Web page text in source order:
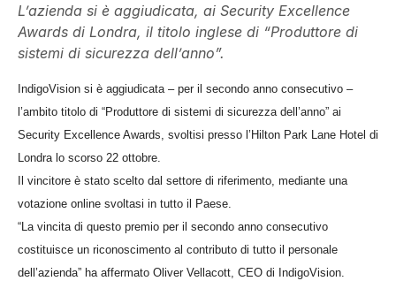
L’azienda si è aggiudicata, ai Security Excellence
Awards di Londra, il titolo inglese di “Produttore di
sistemi di sicurezza dell’anno”.
IndigoVision si è aggiudicata – per il secondo anno consecutivo –
l’ambito titolo di “Produttore di sistemi di sicurezza dell’anno” ai
Security Excellence Awards, svoltisi presso l’Hilton Park Lane Hotel di
Londra lo scorso 22 ottobre.
Il vincitore è stato scelto dal settore di riferimento, mediante una
votazione online svoltasi in tutto il Paese.
“La vincita di questo premio per il secondo anno consecutivo
costituisce un riconoscimento al contributo di tutto il personale
dell’azienda” ha affermato Oliver Vellacott, CEO di IndigoVision.